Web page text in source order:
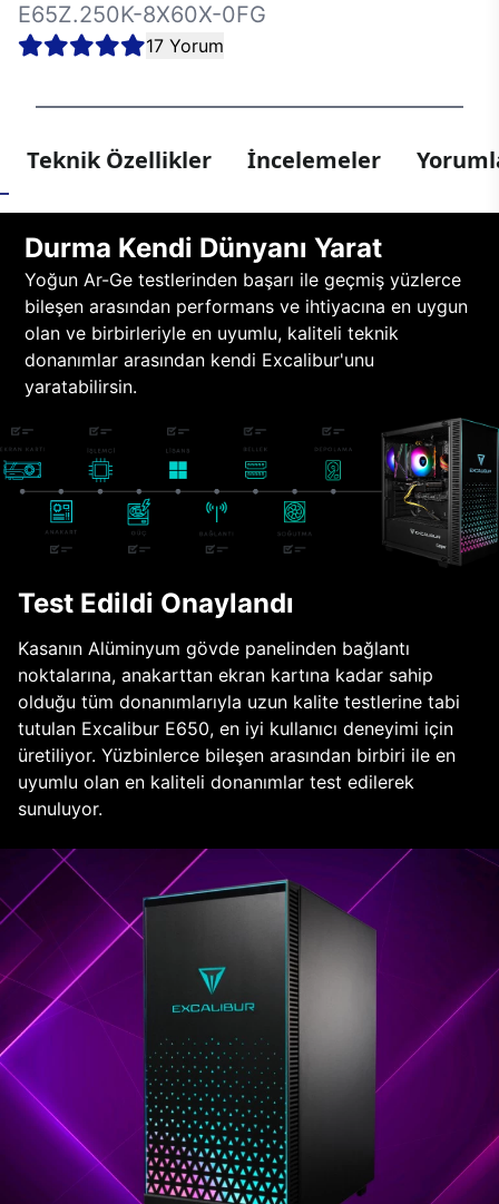
E65Z.250K-8X60X-0FG
17 Yorum
Teknik Özellikler İncelemeler
Durma Kendi Dünyanı Yarat
Yoğun Ar-Ge testlerinden başarı ile geçmiş yüzlerce
bileşen arasından performans ve ihtiyacına en uygun
olan ve birbirleriyle en uyumlu, kaliteli teknik
donanımlar arasından kendi Excalibur'unu
yaratabilirsin.
Test Edildi Onaylandı
Kasanın Alüminyum gövde panelinden bağlantı
noktalarına, anakarttan ekran kartına kadar sahip
olduğu tüm donanımlarıyla uzun kalite testlerine tabi
tutulan Excalibur E650, en iyi kullanıcı deneyimi için
üretiliyor. Yüzbinlerce bileşen arasından birbiri ile en
uyumlu olan en kaliteli donanımlar test edilerek
sunuluyor.